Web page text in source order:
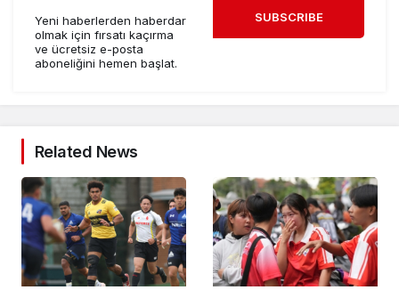
Yeni haberlerden haberdar
olmak için fırsatı kaçırma
ve ücretsiz e-posta
aboneliğini hemen başlat.
SUBSCRIBE
Related News